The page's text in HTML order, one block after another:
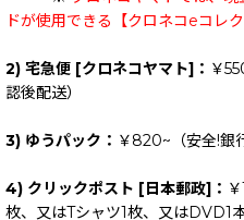
ドが使用できる【クロネコeコレ
2) 宅急便 [クロネコヤマト]： ￥
認後配送）
3) ゆうパック： ￥820~（安全!銀
4) クリックポスト [日本郵政]：
枚、又はTシャツ1枚、又はDVD1